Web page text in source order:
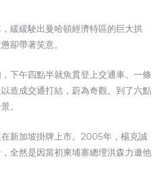
緩緩駛出曼哈頓經濟特區的巨大拱
卻帶著笑意。
下午四點半就魚貫登上交通車。一條
造成交通打結，蔚為奇觀。到了六點
。
新加坡掛牌上市。2005年，楊克誠
全然是因當初柬埔寨總理洪森力邀他